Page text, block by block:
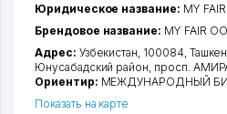
Юридическое название: MY
Брендовое название: MY FAIR
Адрес: Узбекистан, 100084,
Юнусабадский район просп.
Ориентир: МЕЖДУНАРОДНЫЙ
Показать на карте